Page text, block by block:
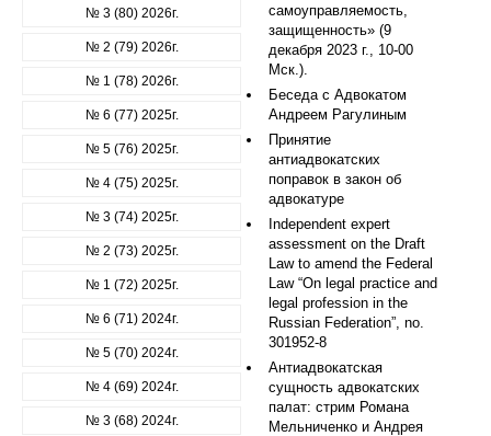
№ 3 (80) 2026г.
№ 2 (79) 2026г.
№ 1 (78) 2026г.
№ 6 (77) 2025г.
№ 5 (76) 2025г.
№ 4 (75) 2025г.
№ 3 (74) 2025г.
№ 2 (73) 2025г.
№ 1 (72) 2025г.
№ 6 (71) 2024г.
№ 5 (70) 2024г.
№ 4 (69) 2024г.
№ 3 (68) 2024г.
самоуправляемость,
защищенность» (9
декабря 2023 г., 10-00
Мск.).
Беседа с Адвокатом
Андреем Рагулиным
Принятие
антиадвокатских
поправок в закон об
адвокатуре
Independent expert
assessment on the Draft
Law to amend the Federal
Law “On legal practice and
legal profession in the
Russian Federation”, no.
301952-8
Антиадвокатская
сущность адвокатских
палат: стрим Романа
Мельниченко и Андрея